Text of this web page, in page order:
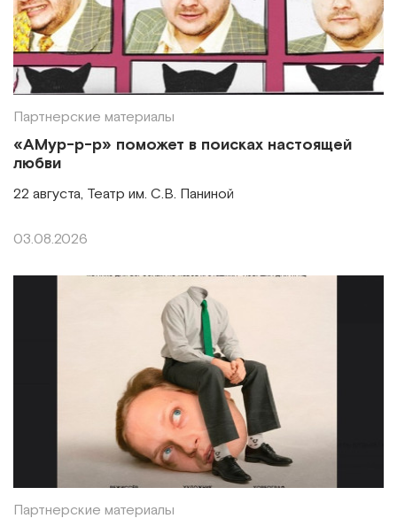
Партнерские материалы
«АМур-р-р» поможет в поисках настоящей
любви
22 августа, Театр им. С.В. Паниной
03.08.2026
Партнерские материалы